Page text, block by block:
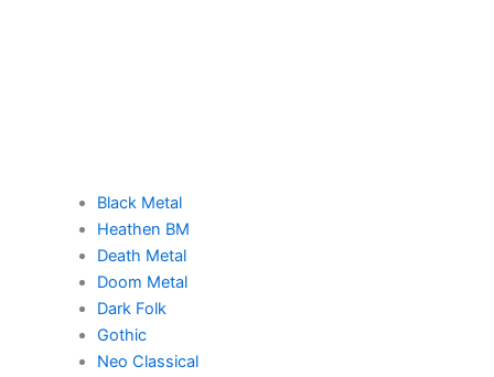
Black Metal
Heathen BM
Death Metal
Doom Metal
Dark Folk
Gothic
Neo Classical